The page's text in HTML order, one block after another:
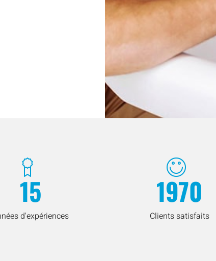
15
d'expériences
1970
Clients satisfaits